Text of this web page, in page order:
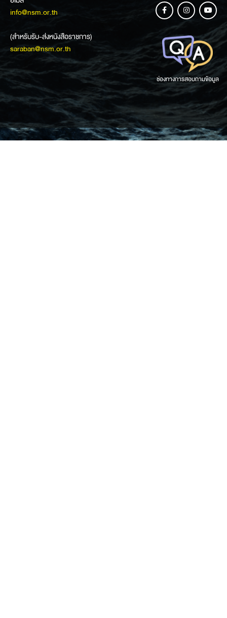
info@nsm.or.th
(สำหรับรับ-ส่งหนังสือราชการ)
saraban@nsm.or.th
ช่องทางการสอบถามข้อมูล